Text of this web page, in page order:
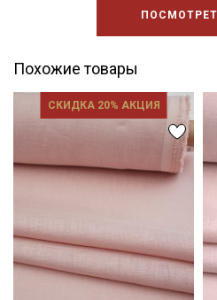
Похожие товары
СКИДКА 20% АКЦИЯ